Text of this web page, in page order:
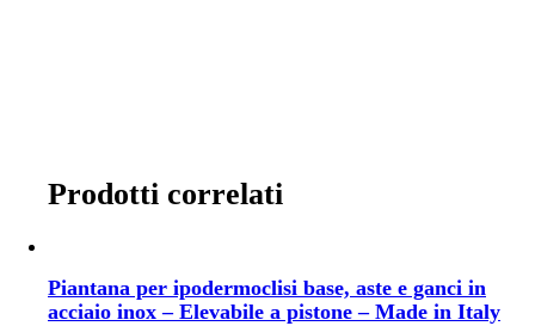
Prodotti correlati
Piantana per ipodermoclisi base, aste e ganci in
acciaio inox – Elevabile a pistone – Made in Italy